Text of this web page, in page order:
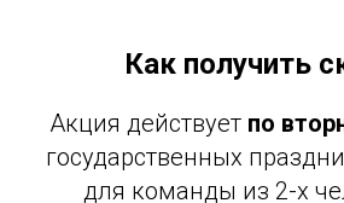
Как получить
Акция действуетпо
государственных
для команды из 2-х